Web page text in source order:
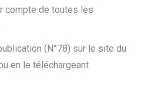
compte de toutes les
(N°78) sur le site du
en le téléchargeant